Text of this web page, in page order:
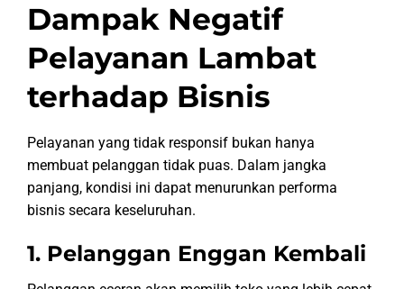
Dampak Negatif
Pelayanan Lambat
terhadap Bisnis
Pelayanan yang tidak responsif bukan hanya
membuat pelanggan tidak puas. Dalam jangka
panjang, kondisi ini dapat menurunkan performa
bisnis secara keseluruhan.
1. Pelanggan Enggan Kembali